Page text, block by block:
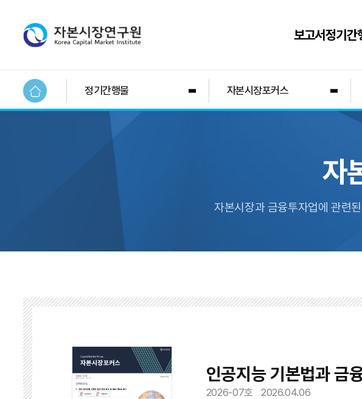
보고서정기간
정기간행물 자본시장포커스
자
자본시장과 금융투자업에 관련
인공지능 기본법과 금
2026-07호 2026.04.06